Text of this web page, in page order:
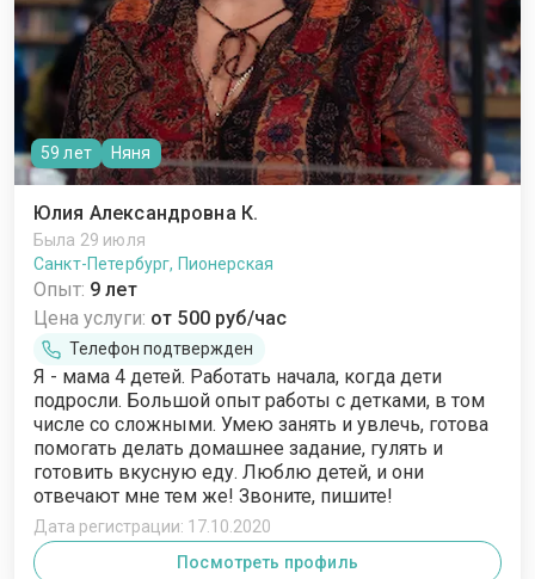
59 лет Няня
Юлия Александровна К.
Была 29 июля
Санкт-Петербург, Пионерская
Опыт: 9 лет
Цена услуги: от 500 руб/час
Телефон подтвержден
Я - мама 4 детей. Работать начала, когда дети
подросли. Большой опыт работы с детками, в том
числе со сложными. Умею занять и увлечь, готова
помогать делать домашнее задание, гулять и
готовить вкусную еду. Люблю детей, и они
отвечают мне тем же! Звоните, пишите!
Дата регистрации: 17.10.2020
Посмотреть профиль